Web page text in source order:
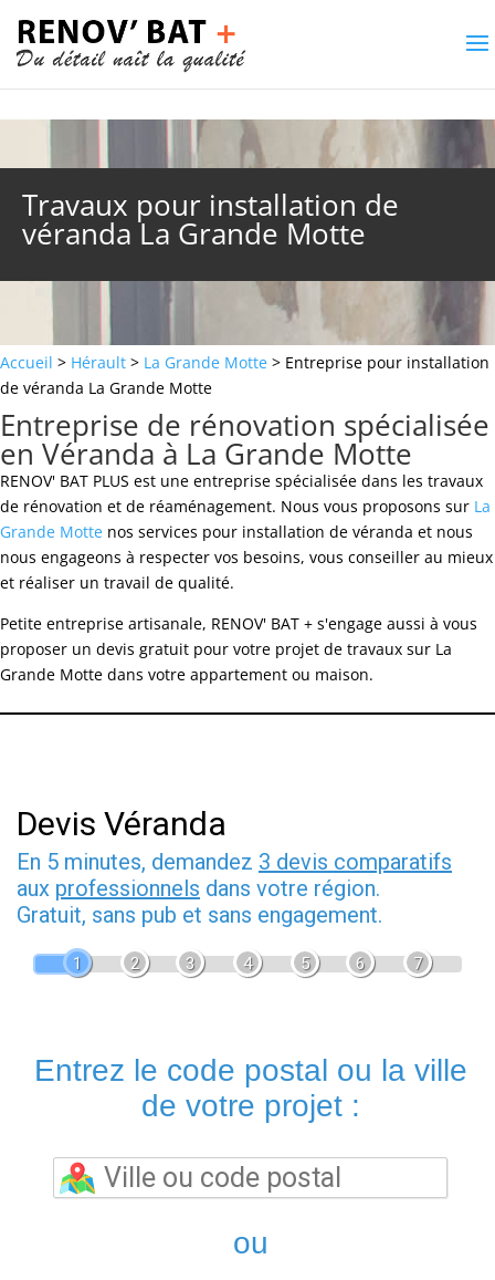
Travaux pour installation de
véranda La Grande Motte
Accueil > Hérault > La Grande Motte > Entreprise pour installation
de véranda La Grande Motte
Entreprise de rénovation spécialisée
en Véranda à La Grande Motte
RENOV' BAT PLUS est une entreprise spécialisée dans les travaux
de rénovation et de réaménagement. Nous vous proposons sur La
Grande Motte nos services pour installation de véranda et nous
nous engageons à respecter vos besoins, vous conseiller au mieux
et réaliser un travail de qualité.
Petite entreprise artisanale, RENOV' BAT + s'engage aussi à vous
proposer un devis gratuit pour votre projet de travaux sur La
Grande Motte dans votre appartement ou maison.
Devis Véranda
En 5 minutes, demandez 3 devis comparatifs
aux professionnels dans votre région.
Gratuit, sans pub et sans engagement.
1 2 3 4 5 6 7
Entrez le code postal ou la ville
de votre projet :
ou